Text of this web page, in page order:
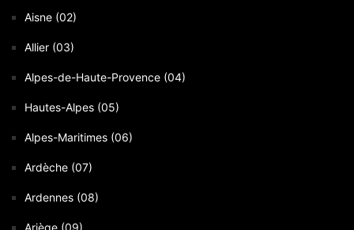
Aisne (02)
Allier (03)
Alpes-de-Haute-Provence (04)
Hautes-Alpes (05)
Alpes-Maritimes (06)
Ardèche (07)
Ardennes (08)
Ariège (09)